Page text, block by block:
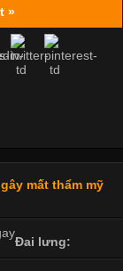
»
mất thẩm mỹ
Đai lưng: